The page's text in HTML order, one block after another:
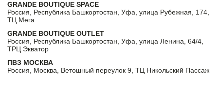
GRANDE BOUTIQUE SPACE
Россия, Республика Башкортостан, Уфа, улица Рубежная, 174,
ТЦ Мега
GRANDE BOUTIQUE OUTLET
Россия, Республика Башкортостан, Уфа, улица Ленина, 64/4,
ТРЦ Экватор
ПВЗ МОСКВА
Россия, Москва, Ветошный переулок 9, ТЦ Никольский Пассаж